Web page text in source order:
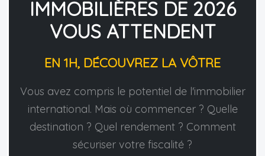
IMMOBILIÈRES DE 2026
VOUS ATTENDENT
EN 1H, DÉCOUVREZ LA VÔTRE
Vous avez compris le potentiel de l'immobilier
international. Mais où commencer ? Quelle
destination ? Quel rendement ? Comment
sécuriser votre fiscalité ?